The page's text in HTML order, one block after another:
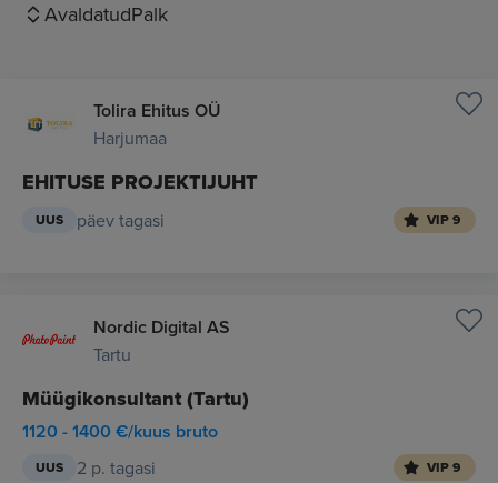
AvaldatudPalk
Tolira Ehitus OÜ
Harjumaa
EHITUSE PROJEKTIJUHT
UUS päev tagasi VIP 9
Nordic Digital AS
Tartu
Müügikonsultant (Tartu)
1120 - 1400 €/kuus bruto
UUS 2 p. tagasi VIP 9